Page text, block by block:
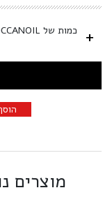
+ כמות של MOROCCANOIL מרוקאן אויל | מגבת לעיטוף השיער
מוצרים